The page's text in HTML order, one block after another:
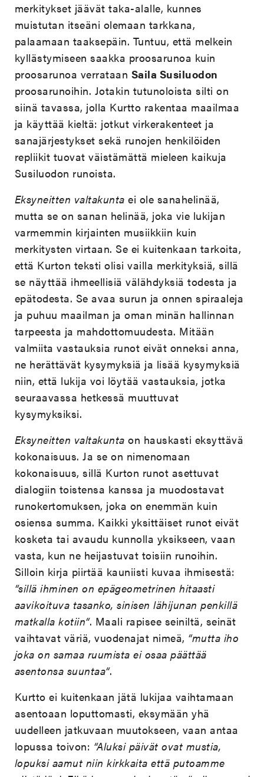
merkitykset jäävät taka-alalle, kunnes
muistutan itseäni olemaan tarkkana,
palaamaan taaksepäin. Tuntuu, että melkein
kyllästymiseen saakka proosarunoa kuin
proosarunoa verrataan Saila Susiluodon
proosarunoihin. Jotakin tutunoloista silti on
siinä tavassa, jolla Kurtto rakentaa maailmaa
ja käyttää kieltä: jotkut virkerakenteet ja
sanajärjestykset sekä runojen henkilöiden
repliikit tuovat väistämättä mieleen kaikuja
Susiluodon runoista.
Eksyneitten valtakunta ei ole sanahelinää,
mutta se on sanan helinää, joka vie lukijan
varmemmin kirjainten musiikkiin kuin
merkitysten virtaan. Se ei kuitenkaan tarkoita,
että Kurton teksti olisi vailla merkityksiä, sillä
se näyttää ihmeellisiä välähdyksiä todesta ja
epätodesta. Se avaa surun ja onnen spiraaleja
ja puhuu maailman ja oman minän hallinnan
tarpeesta ja mahdottomuudesta. Mitään
valmiita vastauksia runot eivät onneksi anna,
ne herättävät kysymyksiä ja lisää kysymyksiä
niin, että lukija voi löytää vastauksia, jotka
seuraavassa hetkessä muuttuvat
kysymyksiksi.
Eksyneitten valtakunta on hauskasti eksyttävä
kokonaisuus. Ja se on nimenomaan
kokonaisuus, sillä Kurton runot asettuvat
dialogiin toistensa kanssa ja muodostavat
runokertomuksen, joka on enemmän kuin
osiensa summa. Kaikki yksittäiset runot eivät
kosketa tai avaudu kunnolla yksikseen, vaan
vasta, kun ne heijastuvat toisiin runoihin.
Silloin kirja piirtää kauniisti kuvaa ihmisestä:
“sillä ihminen on epägeometrinen hitaasti
aavikoituva tasanko, sinisen lähijunan penkillä
matkalla kotiin“. Maali rapisee seiniltä, seinät
vaihtavat väriä, vuodenajat nimeä, “mutta iho
joka on samaa ruumista ei osaa päättää
asentonsa suuntaa“.
Kurtto ei kuitenkaan jätä lukijaa vaihtamaan
asentoaan loputtomasti, eksymään yhä
uudelleen jatkuvaan muutokseen, vaan antaa
lopussa toivon: “Aluksi päivät ovat mustia,
lopuksi aamut niin kirkkaita että putoamme